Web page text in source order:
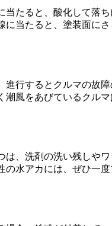
当たると、酸化して落
に当たると、塗装面に
進行するとクルマの故
潮風をあびているクル
は、洗剤の洗い残しや
の水アカには、ぜひ一